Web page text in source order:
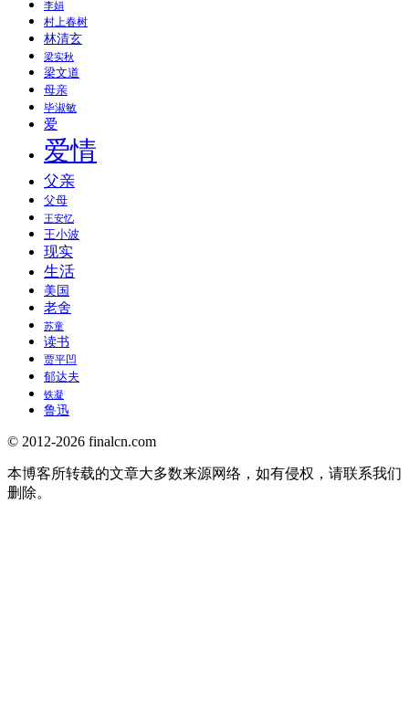
李娟
村上春树
林清玄
梁实秋
梁文道
母亲
毕淑敏
爱
爱情
父亲
父母
王安忆
王小波
现实
生活
美国
老舍
苏童
读书
贾平凹
郁达夫
铁凝
鲁迅
© 2012-2026 finalcn.com
本博客所转载的文章大多数来源网络，如有侵权，请联系我们
删除。